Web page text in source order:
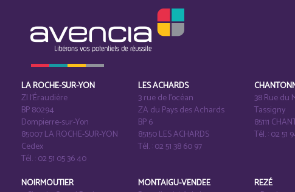
LA ROCHE-SUR-YON
ZI l‘Éraudière
BP 80294
Dompierre-sur-Yon
85007 LA ROCHE-SUR-YON
Cedex
Tél. : 02 51 05 36 40
LES ACHARDS
3 rue de l’océan
ZA du Pays des Achards
BP 6
85150 LES ACHARDS
Tél. : 02 51 38 60 97
38 Rue du
Tassigny
85111
Tél. : 02 51
NOIRMOUTIER
MONTAIGU-VENDEE
REZÉ